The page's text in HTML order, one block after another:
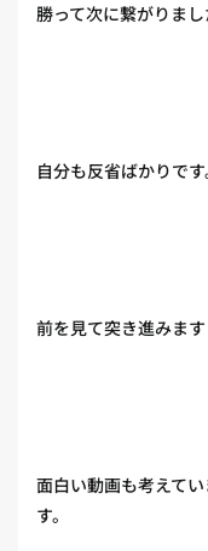
勝って次に繋がりまし
自分も反省ばかりです
前を見て突き進みます
面白い動画も考えて
す。